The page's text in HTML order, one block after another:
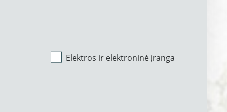
Elektros ir elektroninė įranga